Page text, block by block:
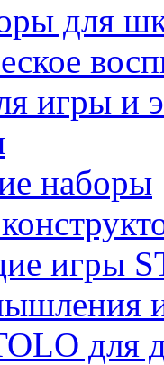
для
игры и
наборы
игры
для